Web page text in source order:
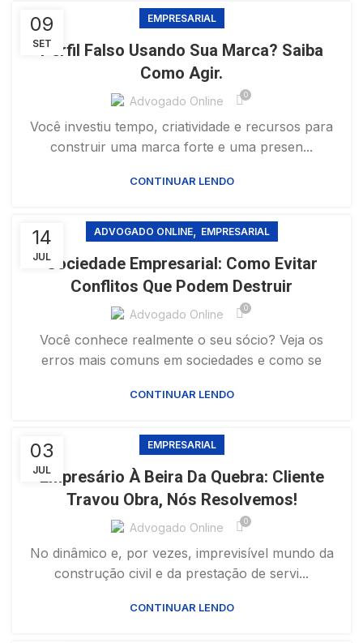
09
SET
EMPRESARIAL
Perfil Falso Usando Sua Marca? Saiba
Como Agir.
Advogado Online 0
Você investiu tempo, criatividade e recursos para
construir uma marca forte e uma presen...
CONTINUAR LENDO
14
JUL
ADVOGADO ONLINE, EMPRESARIAL
Sociedade Empresarial: Como Evitar
Conflitos Que Podem Destruir
Advogado Online 0
Você conhece realmente o seu sócio? Veja os
erros mais comuns em sociedades e como se
CONTINUAR LENDO
03
JUL
EMPRESARIAL
Empresário À Beira Da Quebra: Cliente
Travou Obra, Nós Resolvemos!
Advogado Online 0
No dinâmico e, por vezes, imprevisível mundo da
construção civil e da prestação de servi...
CONTINUAR LENDO